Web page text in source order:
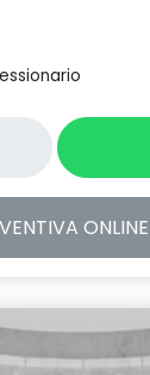
ONLINE